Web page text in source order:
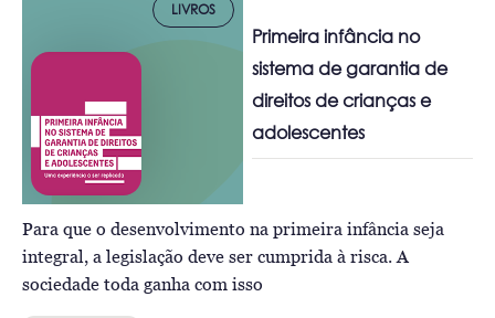
LIVROS
Primeira infância no
sistema de garantia de
direitos de crianças e
adolescentes
Para que o desenvolvimento na primeira infância seja
integral, a legislação deve ser cumprida à risca. A
sociedade toda ganha com isso